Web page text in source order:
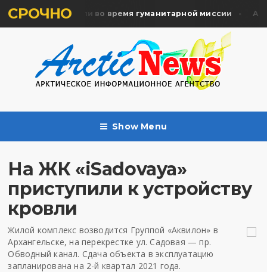
СРОЧНО
жертв почтили во время гуманитарной миссии
Show Menu
На ЖК «iSadovaya»
приступили к устройству
кровли
Жилой комплекс возводится Группой «Аквилон» в
Архангельске, на перекрестке ул. Садовая — пр.
Обводный канал. Сдача объекта в эксплуатацию
запланирована на 2-й квартал 2021 года.